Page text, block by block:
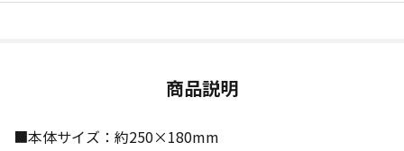
商品説明
■本体サイズ：約250×180mm